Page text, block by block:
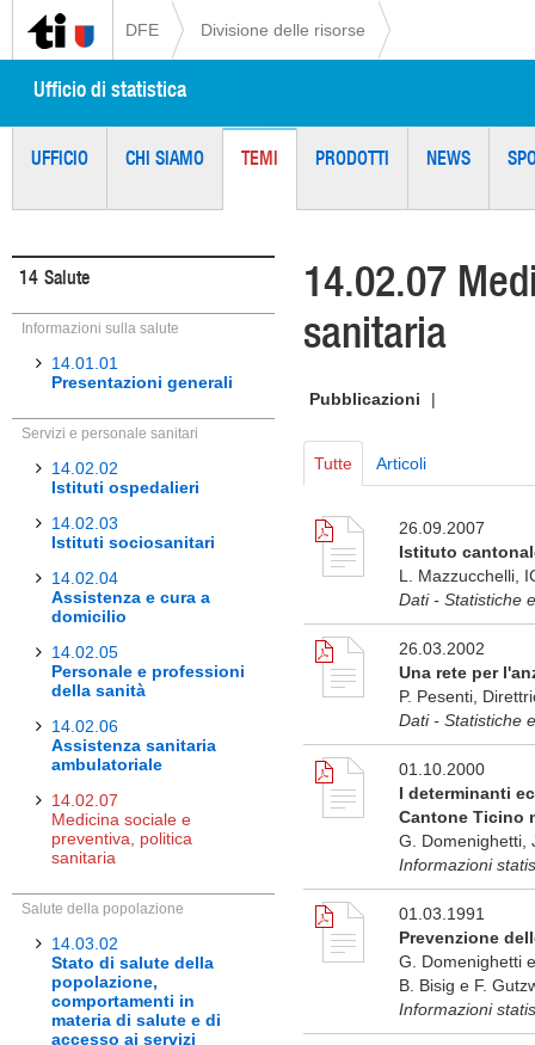
DFE Divisione delle risorse
Ufficio di statistica
UFFICIO CHI SIAMO TEMI PRODOTTI NEWS
14 Salute
Informazioni sulla salute
14.01.01
Presentazioni generali
Servizi e personale sanitari
14.02.02
Istituti ospedalieri
14.02.03
Istituti sociosanitari
14.02.04
Assistenza e cura a
domicilio
14.02.05
Personale e professioni
della sanità
14.02.06
Assistenza sanitaria
ambulatoriale
14.02.07
Medicina sociale e
preventiva, politica
sanitaria
Salute della popolazione
14.03.02
Stato di salute della
popolazione,
comportamenti in
materia di salute e di
accesso ai servizi
14.02.07
sanitaria
Pubblicazioni |
Tutte Articoli
26.09.2007
Istituto
L. Mazzucchelli,
Dati - Statistiche
26.03.2002
Una rete per
P. Pesenti,
Dati - Statistiche
01.10.2000
I determinanti
Cantone Ticino
G. Domenighetti,
Informazioni
01.03.1991
Prevenzione
G. Domenighetti
B. Bisig e F.
Informazioni